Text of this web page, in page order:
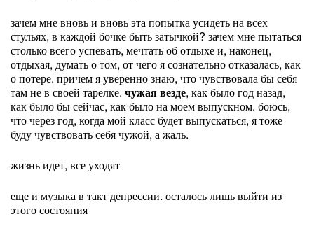
зачем мне вновь и вновь эта попытка усидеть на всех
стульях, в каждой бочке быть затычкой? зачем мне пытаться
столько всего успевать, мечтать об отдыхе и, наконец,
отдыхая, думать о том, от чего я сознательно отказалась, как
о потере. причем я уверенно знаю, что чувствовала бы себя
там не в своей тарелке. чужая везде, как было год назад,
как было бы сейчас, как было на моем выпускном. боюсь,
что через год, когда мой класс будет выпускаться, я тоже
буду чувствовать себя чужой, а жаль.
жизнь идет, все уходят
еще и музыка в такт депрессии. осталось лишь выйти из
этого состояния